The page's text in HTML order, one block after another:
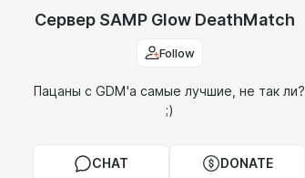
Сервер SAMP Glow DeathMatch
Follow
Пацаны с GDM'a самые лучшие, не так ли?
;)
CHAT DONATE